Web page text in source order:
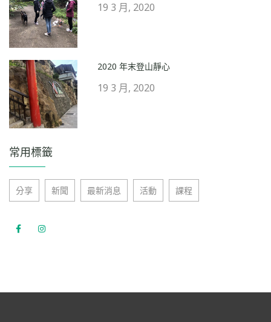
19 3 月, 2020
2020 年末登山靜心
19 3 月, 2020
常用標籤
分享 新聞 最新消息 活動 課程